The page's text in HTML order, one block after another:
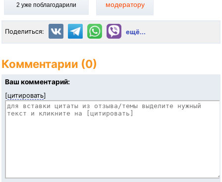
2 уже поблагодарили
модератору
Поделиться: ещё...
Комментарии (0)
Ваш комментарий:
[цитировать]